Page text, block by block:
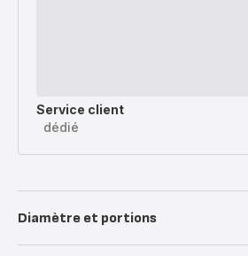
Service client
dédié
Diamètre et portions